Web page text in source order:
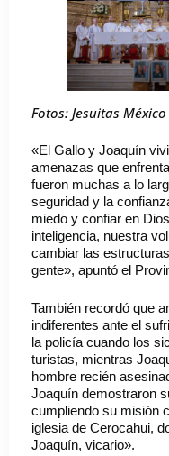
Fotos: Jesuitas México
«El Gallo y Joaquín
amenazas que
fueron muchas a lo
seguridad y la
miedo y confiar en
inteligencia, nuestra
cambiar las
gente», apuntó el
También recordó que
indiferentes ante el
la policía cuando los
turistas, mientras
hombre recién
Joaquín demostraron
cumpliendo su misión
iglesia de Cerocahui,
Joaquín, vicario».